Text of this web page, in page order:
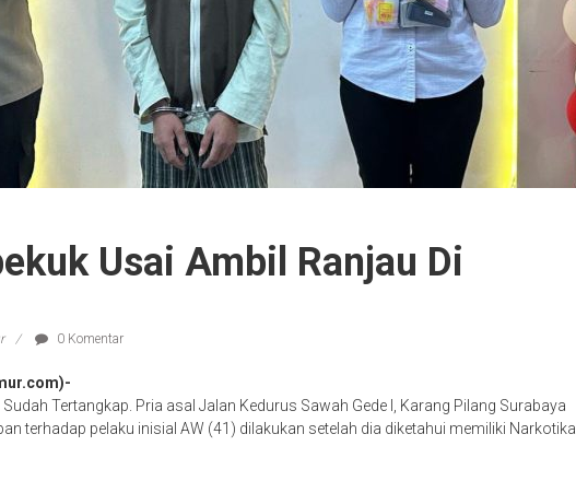
Usai Ambil Ranjau Di
0 Komentar
Tertangkap. Pria asal Jalan Kedurus Sawah Gede I, Karang Pilang Surabaya
terhadap pelaku inisial AW (41) dilakukan setelah dia diketahui memiliki Narkotika